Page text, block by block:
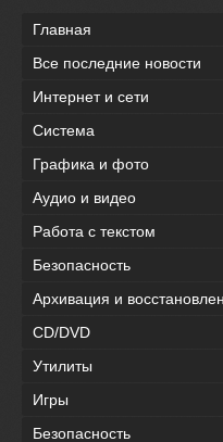
Главная
Все последние новости
Интернет и сети
Система
Графика и фото
Аудио и видео
Работа с текстом
Безопасность
Архивация и
CD/DVD
Утилиты
Игры
Безопасность